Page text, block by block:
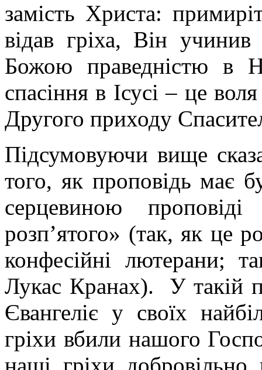
замість Христа:
відав гріха, Він
Божою праведністю в
спасіння в Ісусі – це
Другого приходу
Підсумовуючи вище
того, як проповідь має
серцевиною
розп’ятого» (так, як це
конфесійні лютерани;
Лукас Кранах). У такій
Євангеліє у своїх
гріхи вбили нашого
наші гріхи